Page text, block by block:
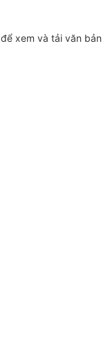
để xem và tải văn bản